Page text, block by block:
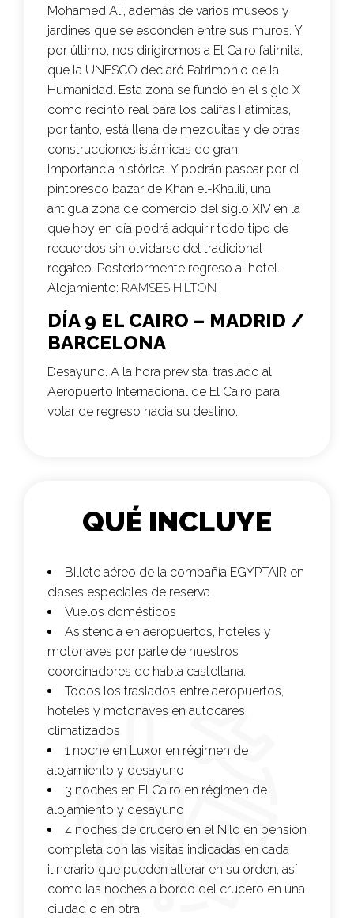
Mohamed Ali, además de varios museos y
jardines que se esconden entre sus muros. Y,
por último, nos dirigiremos a El Cairo fatimita,
que la UNESCO declaró Patrimonio de la
Humanidad. Esta zona se fundó en el siglo X
como recinto real para los califas Fatimitas,
por tanto, está llena de mezquitas y de otras
construcciones islámicas de gran
importancia histórica. Y podrán pasear por el
pintoresco bazar de Khan el-Khalili, una
antigua zona de comercio del siglo XIV en la
que hoy en día podrá adquirir todo tipo de
recuerdos sin olvidarse del tradicional
regateo. Posteriormente regreso al hotel.
Alojamiento: RAMSES HILTON
DÍA 9 EL CAIRO – MADRID /
BARCELONA
Desayuno. A la hora prevista, traslado al
Aeropuerto Internacional de El Cairo para
volar de regreso hacia su destino.
QUÉ INCLUYE
Billete aéreo de la compañía EGYPTAIR en
clases especiales de reserva
Vuelos domésticos
Asistencia en aeropuertos, hoteles y
motonaves por parte de nuestros
coordinadores de habla castellana.
Todos los traslados entre aeropuertos,
hoteles y motonaves en autocares
climatizados
1 noche en Luxor en régimen de
alojamiento y desayuno
3 noches en El Cairo en régimen de
alojamiento y desayuno
4 noches de crucero en el Nilo en pensión
completa con las visitas indicadas en cada
itinerario que pueden alterar en su orden, así
como las noches a bordo del crucero en una
ciudad o en otra.